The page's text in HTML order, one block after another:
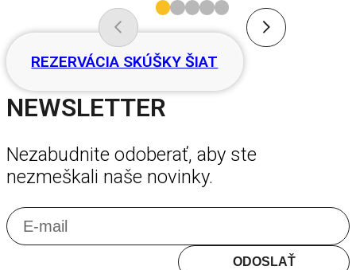
REZERVÁCIA SKÚŠKY ŠIAT
NEWSLETTER
Nezabudnite odoberať, aby ste
nezmeškali naše novinky.
ODOSLAŤ